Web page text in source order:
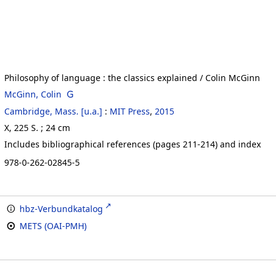
Philosophy of language : the classics explained / Colin McGinn
McGinn, Colin
Cambridge, Mass. [u.a.] : MIT Press, 2015
X, 225 S. ; 24 cm
Includes bibliographical references (pages 211-214) and index
978-0-262-02845-5
hbz-Verbundkatalog
METS (OAI-PMH)